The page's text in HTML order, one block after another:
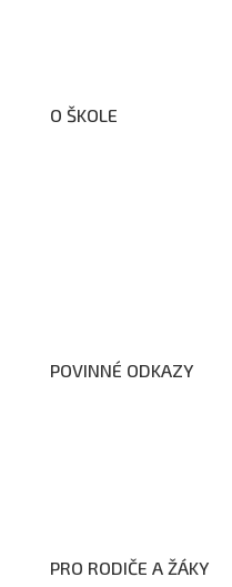
O ŠKOLE
POVINNÉ ODKAZY
PRO RODIČE A ŽÁKY